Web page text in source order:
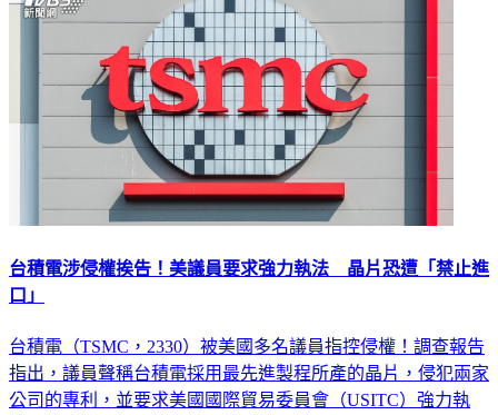
台積電涉侵權挨告！美議員要求強力執法 晶片恐遭「禁止進
口」
台積電（TSMC，2330）被美國多名議員指控侵權！調查報告
指出，議員聲稱台積電採用最先進製程所產的晶片，侵犯兩家
公司的專利，並要求美國國際貿易委員會（USITC）強力執